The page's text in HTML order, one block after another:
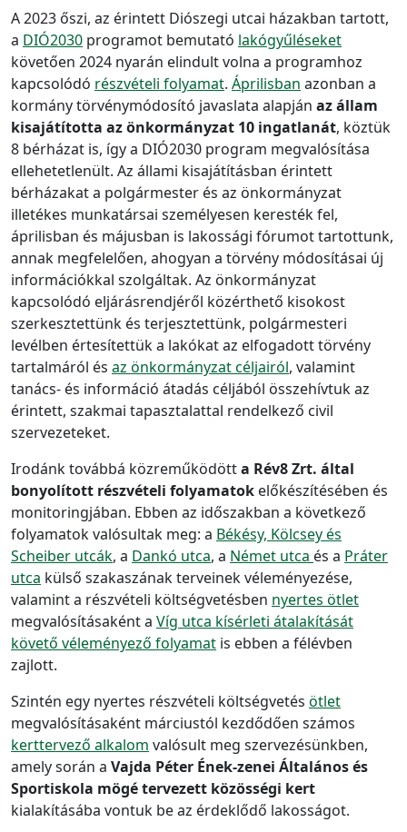
A 2023 őszi, az érintett Diószegi utcai házakban tartott,
a DIÓ2030 programot bemutató lakógyűléseket
követően 2024 nyarán elindult volna a programhoz
kapcsolódó részvételi folyamat. Áprilisban azonban a
kormány törvénymódosító javaslata alapján az állam
kisajátította az önkormányzat 10 ingatlanát, köztük
8 bérházat is, így a DIÓ2030 program megvalósítása
ellehetetlenült. Az állami kisajátításban érintett
bérházakat a polgármester és az önkormányzat
illetékes munkatársai személyesen keresték fel,
áprilisban és májusban is lakossági fórumot tartottunk,
annak megfelelően, ahogyan a törvény módosításai új
információkkal szolgáltak. Az önkormányzat
kapcsolódó eljárásrendjéről közérthető kisokost
szerkesztettünk és terjesztettünk, polgármesteri
levélben értesítettük a lakókat az elfogadott törvény
tartalmáról és az önkormányzat céljairól, valamint
tanács- és információ átadás céljából összehívtuk az
érintett, szakmai tapasztalattal rendelkező civil
szervezeteket.
Irodánk továbbá közreműködötta Rév8 Zrt. által
bonyolított részvételi folyamatok előkészítésében és
monitoringjában. Ebben az időszakban a következő
folyamatok valósultak meg: a Békésy, Kölcsey és
Scheiber utcák, a Dankó utca, a Német utca és a Práter
utca külső szakaszának terveinek véleményezése,
valamint a részvételi költségvetésben nyertes ötlet
megvalósításaként a Víg utca kísérleti átalakítását
követő véleményező folyamat is ebben a félévben
zajlott.
Szintén egy nyertes részvételi költségvetés ötlet
megvalósításaként márciustól kezdődően számos
kerttervező alkalom valósult meg szervezésünkben,
amely során a Vajda Péter Ének-zenei Általános és
Sportiskola mögé tervezett közösségi kert
kialakításába vontuk be az érdeklődő lakosságot.